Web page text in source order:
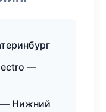
—
— Нижний